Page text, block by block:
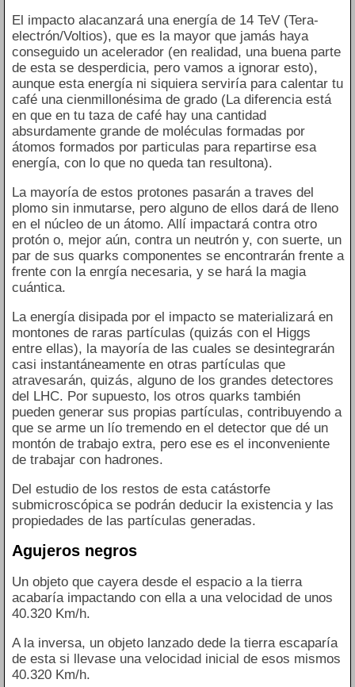
El impacto alacanzará una energía de 14 TeV (Tera-
electrón/Voltios), que es la mayor que jamás haya
conseguido un acelerador (en realidad, una buena parte
de esta se desperdicia, pero vamos a ignorar esto),
aunque esta energía ni siquiera serviría para calentar tu
café una cienmillonésima de grado (La diferencia está
en que en tu taza de café hay una cantidad
absurdamente grande de moléculas formadas por
átomos formados por particulas para repartirse esa
energía, con lo que no queda tan resultona).
La mayoría de estos protones pasarán a traves del
plomo sin inmutarse, pero alguno de ellos dará de lleno
en el núcleo de un átomo. Allí impactará contra otro
protón o, mejor aún, contra un neutrón y, con suerte, un
par de sus quarks componentes se encontrarán frente a
frente con la enrgía necesaria, y se hará la magia
cuántica.
La energía disipada por el impacto se materializará en
montones de raras partículas (quizás con el Higgs
entre ellas), la mayoría de las cuales se desintegrarán
casi instantáneamente en otras partículas que
atravesarán, quizás, alguno de los grandes detectores
del LHC. Por supuesto, los otros quarks también
pueden generar sus propias partículas, contribuyendo a
que se arme un lío tremendo en el detector que dé un
montón de trabajo extra, pero ese es el inconveniente
de trabajar con hadrones.
Del estudio de los restos de esta catástorfe
submicroscópica se podrán deducir la existencia y las
propiedades de las partículas generadas.
Agujeros negros
Un objeto que cayera desde el espacio a la tierra
acabaría impactando con ella a una velocidad de unos
40.320 Km/h.
A la inversa, un objeto lanzado dede la tierra escaparía
de esta si llevase una velocidad inicial de esos mismos
40.320 Km/h.